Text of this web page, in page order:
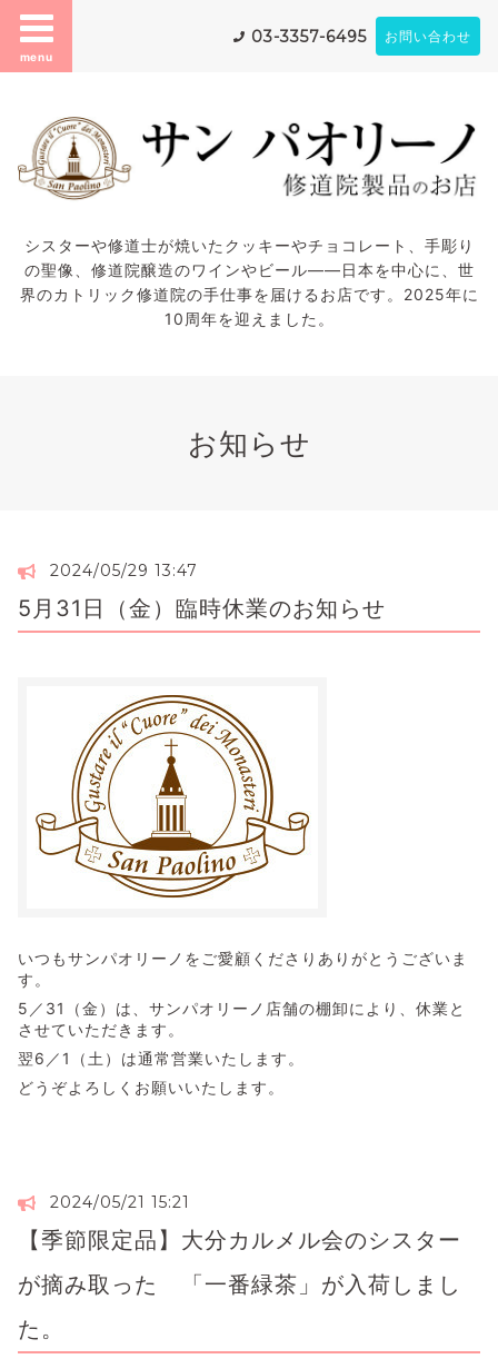
menu
03-3357-6495 お問い合わせ
シスターや修道士が焼いたクッキーやチョコレート、手彫り
の聖像、修道院醸造のワインやビール——日本を中心に、世
界のカトリック修道院の手仕事を届けるお店です。2025年に
10周年を迎えました。
お知らせ
2024/05/29 13:47
5月31日（金）臨時休業のお知らせ
いつもサンパオリーノをご愛顧くださりありがとうございま
す。
5／31（金）は、サンパオリーノ店舗の棚卸により、休業と
させていただきます。
翌6／1（土）は通常営業いたします。
どうぞよろしくお願いいたします。
2024/05/21 15:21
【季節限定品】大分カルメル会のシスター
が摘み取った 「一番緑茶」が入荷しまし
た。